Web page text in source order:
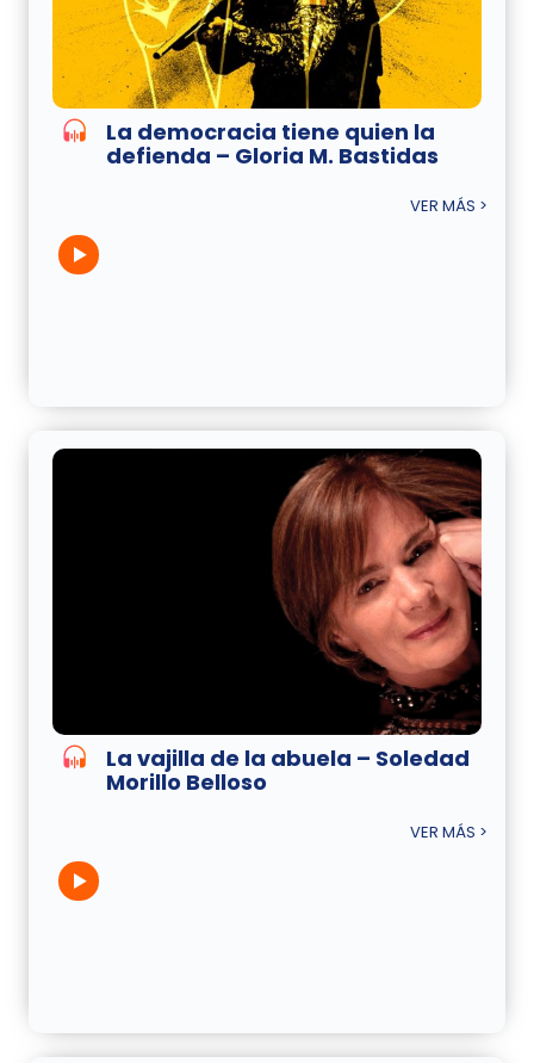
La democracia tiene quien la
defienda – Gloria M. Bastidas
VER MÁS >
La vajilla de la abuela – Soledad
Morillo Belloso
VER MÁS >